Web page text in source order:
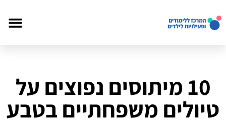
10 מיתוסים נפוצים על
טיולים משפחתיים בטבע